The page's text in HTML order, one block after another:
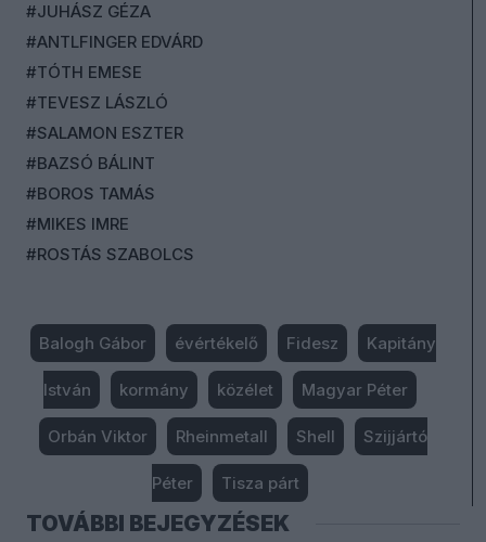
#JUHÁSZ GÉZA
#ANTLFINGER EDVÁRD
#TÓTH EMESE
#TEVESZ LÁSZLÓ
#SALAMON ESZTER
#BAZSÓ BÁLINT
#BOROS TAMÁS
#MIKES IMRE
#ROSTÁS SZABOLCS
Balogh Gábor évértékelő Fidesz Kapitány
István kormány közélet Magyar Péter
Orbán Viktor Rheinmetall Shell Szijjártó
Péter Tisza párt
TOVÁBBI BEJEGYZÉSEK